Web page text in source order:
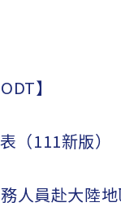
】
（111新版）
人員赴大陸